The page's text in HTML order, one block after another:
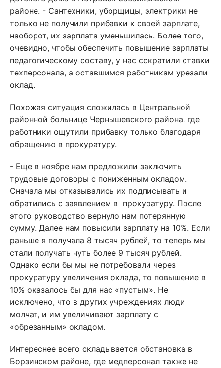
районе. - Сантехники, уборщицы, электрики не
только не получили прибавки к своей зарплате,
наоборот, их зарплата уменьшилась. Более того,
очевидно, чтобы обеспечить повышение зарплаты
педагогическому составу, у нас сократили ставки
техперсонала, а оставшимся работникам урезали
оклад.
Похожая ситуация сложилась в Центральной
районной больнице Чернышевского района, где
работники ощутили прибавку только благодаря
обращению в прокуратуру.
- Еще в ноябре нам предложили заключить
трудовые договоры с пониженным окладом.
Сначала мы отказывались их подписывать и
обратились с заявлением в прокуратуру. После
этого руководство вернуло нам потерянную
сумму. Далее нам повысили зарплату на 10%. Если
раньше я получала 8 тысяч рублей, то теперь мы
стали получать чуть более 9 тысяч рублей.
Однако если бы мы не потребовали через
прокуратуру увеличения оклада, то повышение в
10% оказалось бы для нас «пустым». Не
исключено, что в других учреждениях люди
молчат, и им увеличивают зарплату с
«обрезанным» окладом.
Интереснее всего складывается обстановка в
Борзинском районе, где медперсонал также не